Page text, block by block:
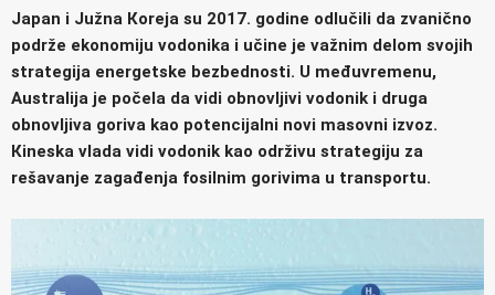
Japan i Južna Кoreja su 2017. godine odlučili da zvanično
podrže ekonomiju vodonika i učine je važnim delom svojih
strategija energetske bezbednosti. U međuvremenu,
Australija je počela da vidi obnovljivi vodonik i druga
obnovljiva goriva kao potencijalni novi masovni izvoz.
Кineska vlada vidi vodonik kao održivu strategiju za
rešavanje zagađenja fosilnim gorivima u transportu.